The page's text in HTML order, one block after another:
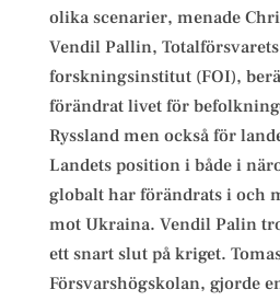
olika scenarier, menade
Vendil Pallin, Totalförsvarets
forskningsinstitut (FOI),
förändrat livet för
Ryssland men också för
Landets position i både i
globalt har förändrats i och
mot Ukraina. Vendil Palin
ett snart slut på kriget.
Försvarshögskolan, gjorde